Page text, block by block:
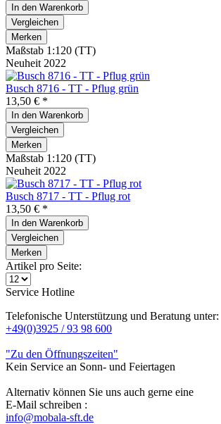
In den Warenkorb
Vergleichen
Merken
Maßstab 1:120 (TT)
Neuheit 2022
Busch 8716 - TT - Pflug grün
13,50 € *
In den Warenkorb
Vergleichen
Merken
Maßstab 1:120 (TT)
Neuheit 2022
Busch 8717 - TT - Pflug rot
13,50 € *
In den Warenkorb
Vergleichen
Merken
Artikel pro Seite:
Service Hotline
Telefonische Unterstützung und Beratung unter:
+49(0)3925 / 93 98 600
"Zu den Öffnungszeiten"
Kein Service an Sonn- und Feiertagen
Alternativ können Sie uns auch gerne eine
E-Mail schreiben :
info@mobala-sft.de